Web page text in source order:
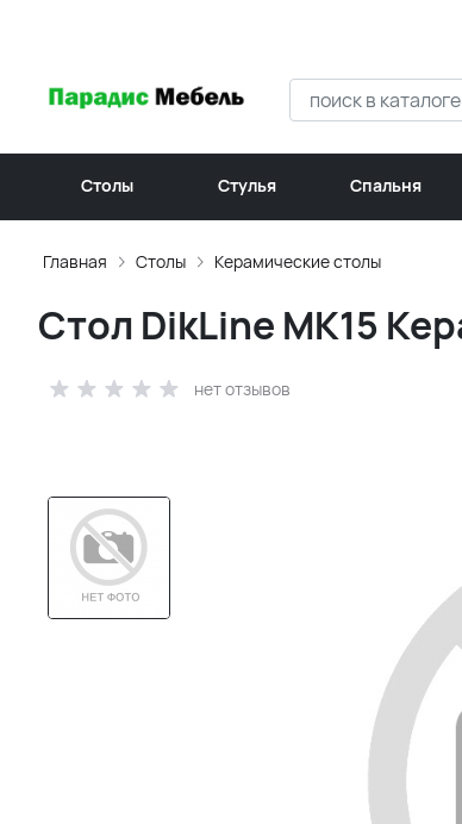
Столы Стулья Спальня
Главная Столы Керамические столы
Стол DikLine MK15
нет отзывов